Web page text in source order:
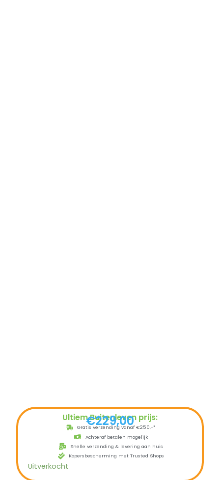
Ultiem Buitenleven prijs:
€229,00
Gratis verzending vanaf €250,-*
Achteraf betalen mogelijk
Snelle verzending & levering aan huis
Kopersbescherming met Trusted Shops
Uitverkocht